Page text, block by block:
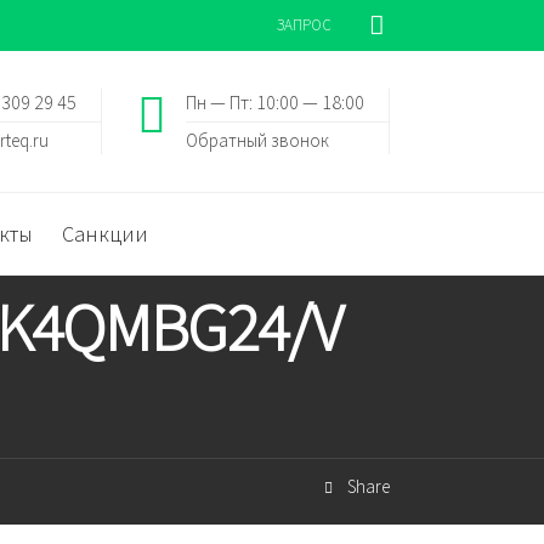
ЗАПРОС
Пн — Пт: 10:00 — 18:00
Обратный звонок
29 45
Санкции
V
Share